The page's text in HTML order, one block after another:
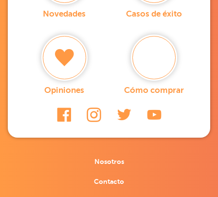
Novedades Casos de éxito
Opiniones Cómo comprar
Nosotros
Contacto